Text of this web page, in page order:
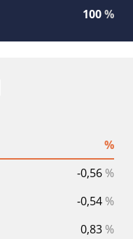
100%
%
-0,56 %
-0,54 %
0,83 %